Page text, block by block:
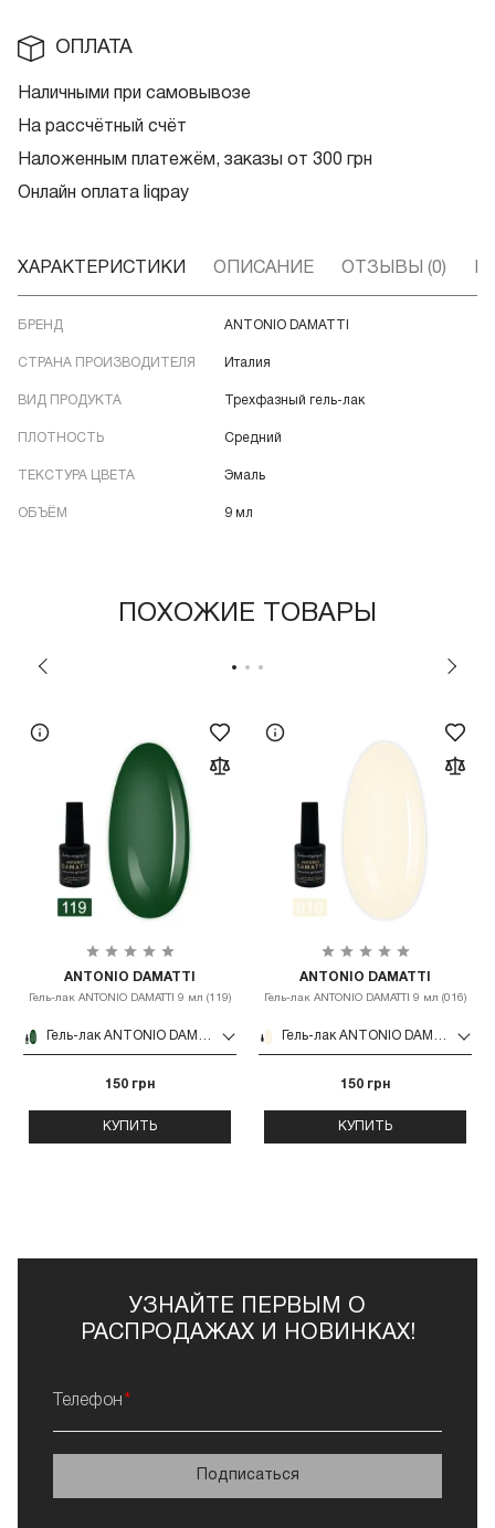
ОПЛАТА
Наличными при самовывозе
На рассчётный счёт
Наложенным платежём, заказы от 300 грн
Онлайн оплата liqpay
ХАРАКТЕРИСТИКИ ОПИСАНИЕ ОТЗЫВЫ (0)
БРЕНД ANTONIO DAMATTI
СТРАНА ПРОИЗВОДИТЕЛЯ Италия
ВИД ПРОДУКТА Трехфазный гель-лак
ПЛОТНОСТЬ Средний
ТЕКСТУРА ЦВЕТА Эмаль
ОБЪЁМ 9 мл
ПОХОЖИЕ ТОВАРЫ
ANTONIO DAMATTI
Гель-лак ANTONIO DAMATTI 9 мл (119)
Гель-лак ANTONIO DAMATTI 9 мл (119)
150 грн
КУПИТЬ
ANTONIO DAMATTI
Гель-лак ANTONIO DAMATTI 9 мл (016)
Гель-лак ANTONIO DAMATTI 9 мл (016)
150 грн
КУПИТЬ
УЗНАЙТЕ ПЕРВЫМ О
РАСПРОДАЖАХ И НОВИНКАХ!
Телефон
Подписаться